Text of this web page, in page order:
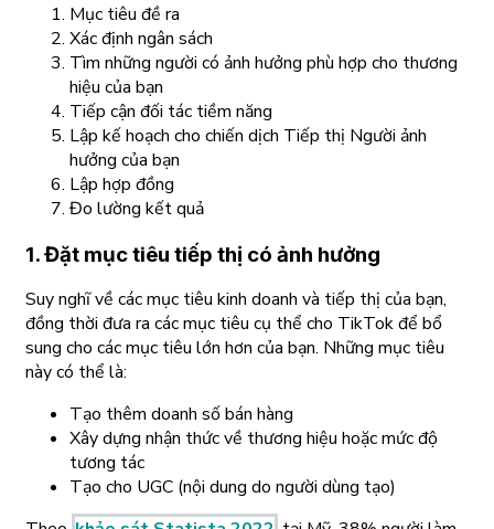
Mục tiêu đề ra
Xác định ngân sách
Tìm những người có ảnh hưởng phù hợp cho thương
hiệu của bạn
Tiếp cận đối tác tiềm năng
Lập kế hoạch cho chiến dịch Tiếp thị Người ảnh
hưởng của bạn
Lập hợp đồng
Đo lường kết quả
1. Đặt mục tiêu tiếp thị có ảnh hưởng
Suy nghĩ về các mục tiêu kinh doanh và tiếp thị của bạn,
đồng thời đưa ra các mục tiêu cụ thể cho TikTok để bổ
sung cho các mục tiêu lớn hơn của bạn. Những mục tiêu
này có thể là:
Tạo thêm doanh số bán hàng
Xây dựng nhận thức về thương hiệu hoặc mức độ
tương tác
Tạo cho UGC (nội dung do người dùng tạo)